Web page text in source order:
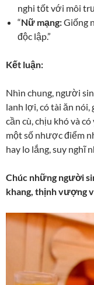
nghi tốt với môi
“Nữ mạng:Giống
độc lập.”
Kết luận:
Nhìn chung, người
lanh lợi, có tài ăn nói,
cần cù, chịu khó và
một số nhược điểm
hay lo lắng, suy nghĩ
Chúc những người
khang, thịnh vượng